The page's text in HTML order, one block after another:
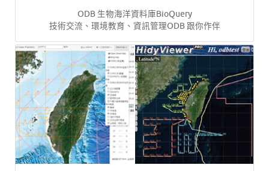
ODB 生物海洋資料庫BioQuery
技術交流、環境教育、資訊管理ODB 跟你作伴